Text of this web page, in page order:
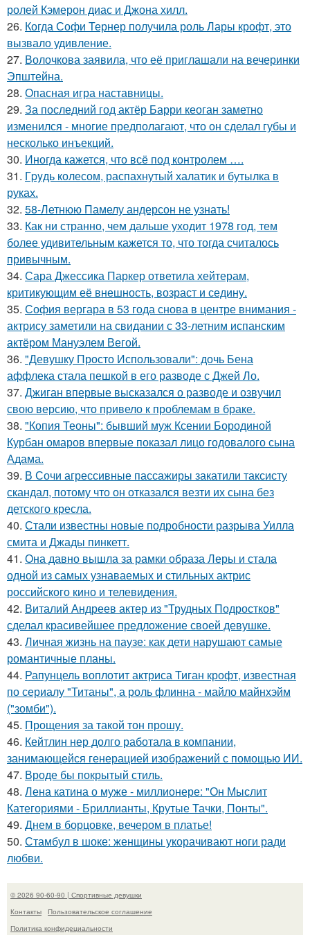
ролей Кэмерон диас и Джона хилл.
26. Когда Софи Тернер получила роль Лары крофт, это
вызвало удивление.
27. Волочкова заявила, что её приглашали на вечеринки
Эпштейна.
28. Опасная игра наставницы.
29. За последний год актёр Барри кеоган заметно
изменился - многие предполагают, что он сделал губы и
несколько инъекций.
30. Иногда кажется, что всё под контролем ….
31. Гpyдь колесом, распахнутый халатик и бутылка в
руках.
32. 58-Летнюю Памелу андерсон не узнать!
33. Как ни странно, чем дальше уходит 1978 год, тем
более удивительным кажется то, что тогда считалось
привычным.
34. Сара Джессика Паркер ответила хейтерам,
критикующим её внешность, возраст и седину.
35. София вергара в 53 года снова в центре внимания -
актрису заметили на свидании с 33-летним испанским
актёром Мануэлем Вегой.
36. "Девушку Просто Использовали": дочь Бена
аффлека стала пешкой в его разводе с Джей Ло.
37. Джиган впервые высказался о разводе и озвучил
свою версию, что привело к проблемам в браке.
38. "Копия Теоны": бывший муж Ксении Бородиной
Курбан омаров впервые показал лицо годовалого сына
Адама.
39. В Сочи агрессивные пассажиры закатили таксисту
скандал, потому что он отказался везти их сына без
детского кресла.
40. Стали известны новые подробности разрыва Уилла
смита и Джады пинкетт.
41. Она давно вышла за рамки образа Леры и стала
одной из самых узнаваемых и стильных актрис
российского кино и телевидения.
42. Виталий Андреев актер из "Трудных Подростков"
сделал красивейшее предложение своей девушке.
43. Личная жизнь на паузе: как дети нарушают самые
романтичные планы.
44. Рапунцель воплотит актриса Тиган крофт, известная
по сериалу "Титаны", а роль флинна - майло майнхэйм
("зомби").
45. Прощения за такой тон прошу.
46. Кейтлин нер долго работала в компании,
занимающейся генерацией изображений с помощью ИИ.
47. Вроде бы покрытый стиль.
48. Лена катина о муже - миллионере: "Он Мыслит
Категориями - Бриллианты, Крутые Тачки, Понты".
49. Днем в борцовке, вечером в платье!
50. Стамбул в шоке: женщины укорачивают ноги ради
любви.
© 2026 90-60-90 | Спортивные девушки
Контакты
Пользовательское соглашение
Политика конфидециальности